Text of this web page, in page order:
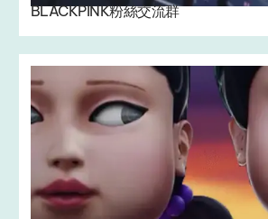
BLACKPINK粉絲交流群